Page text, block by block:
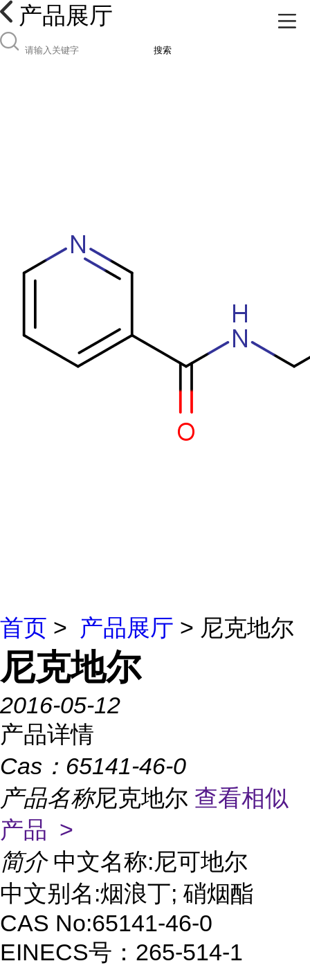
产品展厅
搜索
首页 > 产品展厅 > 尼克地尔
尼克地尔
2016-05-12
产品详情
Cas： 65141-46-0
产品名称尼克地尔 查看相似
产品 >
简介 中文名称:尼可地尔
中文别名:烟浪丁; 硝烟酯
CAS No:65141-46-0
EINECS号：265-514-1